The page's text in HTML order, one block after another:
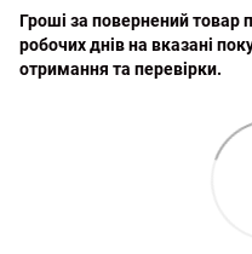
Гроші за повернений
робочих днів на вказані
отримання та перевірки.